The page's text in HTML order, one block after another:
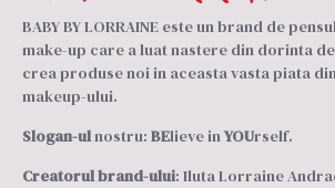
BABY BY LORRAINE este un brand de
make-up care a luat nastere din dorinta
crea produse noi in aceasta vasta piata
makeup-ului.
Slogan-ulnostru: BElieve inYOUrself.
Creatorul brand-ului: Iluta Lorraine